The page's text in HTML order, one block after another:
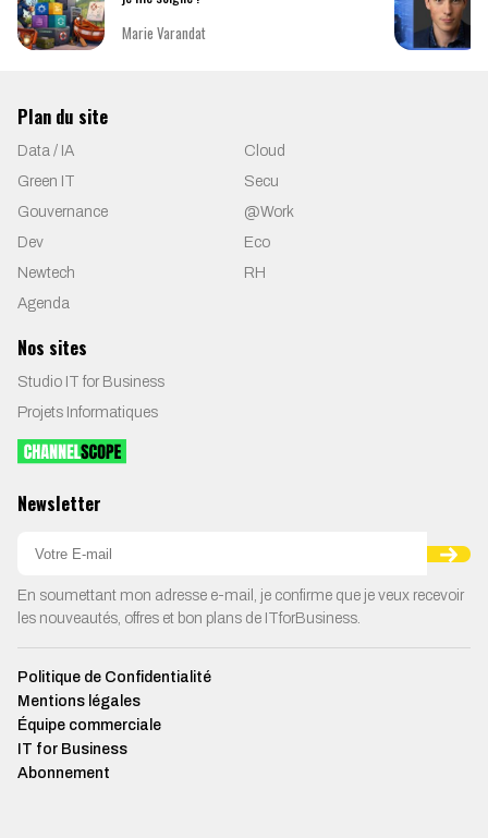
Marie Varandat
Plan du site
Data / IA
Cloud
Green IT
Secu
Gouvernance
@Work
Dev
Eco
Newtech
RH
Agenda
Nos sites
Studio IT for Business
Projets Informatiques
Newsletter
En soumettant mon adresse e-mail, je confirme que je veux recevoir
les nouveautés, offres et bon plans de ITforBusiness.
Politique de Confidentialité
Mentions légales
Équipe commerciale
IT for Business
Abonnement